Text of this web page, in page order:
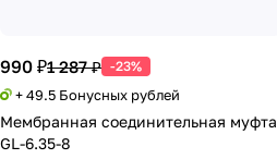
990 ₽1 287 ₽ -23%
+ 49.5 Бонусных рублей
Мембранная соединительная муфта
GL-6.35-8